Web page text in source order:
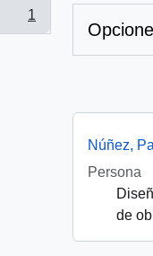
1
Núñez,
Persona
de